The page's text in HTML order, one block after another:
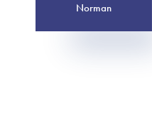
Norman